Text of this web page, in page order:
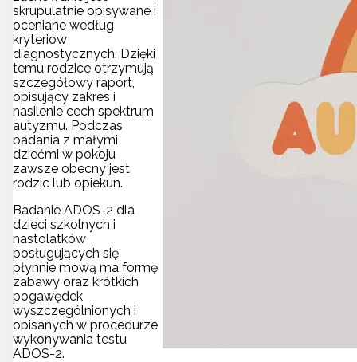
skrupulatnie opisywane i
oceniane według
kryteriów
diagnostycznych. Dzięki
temu rodzice otrzymują
szczegółowy raport,
opisujący zakres i
nasilenie cech spektrum
autyzmu. Podczas
badania z małymi
dziećmi w pokoju
zawsze obecny jest
rodzic lub opiekun.
Badanie ADOS-2 dla
dzieci szkolnych i
nastolatków
posługujących się
płynnie mową ma formę
zabawy oraz krótkich
pogawędek
wyszczególnionych i
opisanych w procedurze
wykonywania testu
ADOS-2.